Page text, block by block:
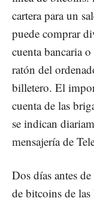
cartera para un
puede comprar
cuenta bancaria
ratón del
billetero. El
cuenta de las
se indican
mensajería de
Dos días antes
de bitcoins de